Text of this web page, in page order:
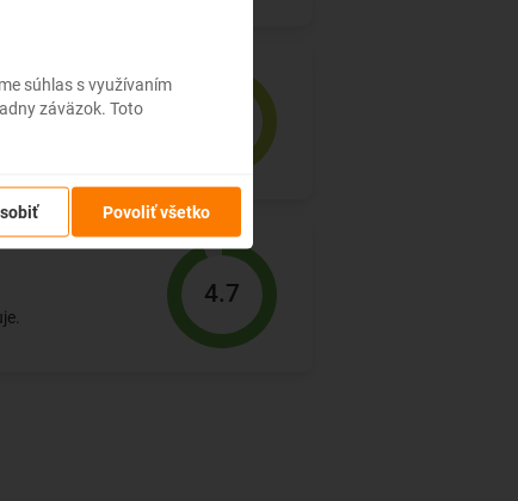
4.7
súhlas s využívaním
záväzok. Toto
Povoliť všetko